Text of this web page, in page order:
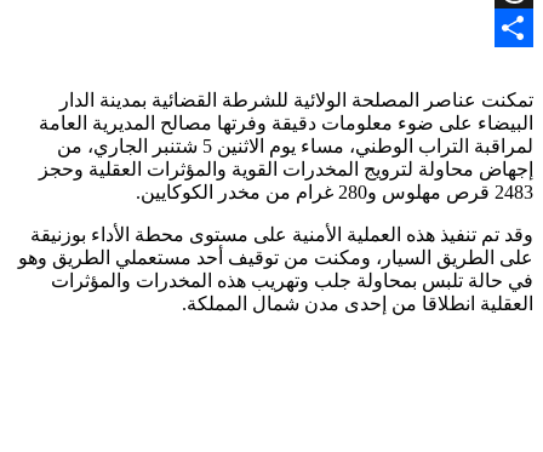
Threads
تمكنت عناصر المصلحة الولائية للشرطة القضائية بمدينة الدار
البيضاء على ضوء معلومات دقيقة وفرتها مصالح المديرية العامة
لمراقبة التراب الوطني، مساء يوم الاثنين 5 شتنبر الجاري، من
إجهاض محاولة لترويج المخدرات القوية والمؤثرات العقلية وحجز
2483 قرص مهلوس و280 غرام من مخدر الكوكايين.
وقد تم تنفيذ هذه العملية الأمنية على مستوى محطة الأداء بوزنيقة
على الطريق السيار، ومكنت من توقيف أحد مستعملي الطريق وهو
في حالة تلبس بمحاولة جلب وتهريب هذه المخدرات والمؤثرات
العقلية انطلاقا من إحدى مدن شمال المملكة.